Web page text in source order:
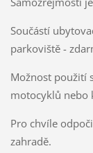
Součástí
parkoviště -
Možnost použití
motocyklů nebo
Pro chvíle
zahradě.